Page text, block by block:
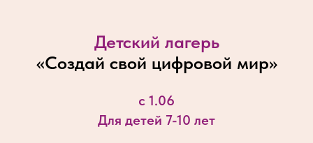
Детский лагерь
«Создай свой цифровой мир»
с 1.06
Для детей 7-10 лет